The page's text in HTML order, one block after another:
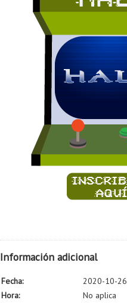
Información adicional
Fecha:
2020-10-26
Hora:
No aplica